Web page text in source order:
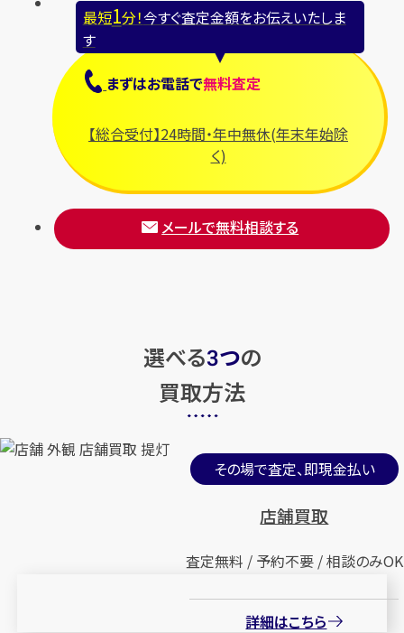
最短1分！今すぐ査定金額をお伝えいたしま
す
まずはお電話で無料査定
【総合受付】24時間・年中無休(年末年始除
く)
メールで無料相談する
選べる3つの
買取方法
その場で査定、即現金払い
店舗買取
査定無料 / 予約不要 / 相談のみOK
詳細はこちら